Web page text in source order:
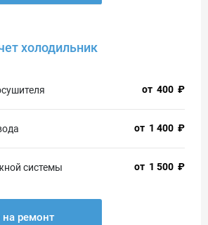
холодильник
от 400 ₽
от 1 400 ₽
системы от 1 500 ₽
на ремонт